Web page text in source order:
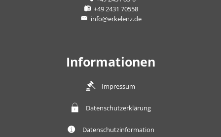
+49 2431 70558
info@erkelenz.de
Informationen
Impressum
Datenschutzerklärung
Datenschutzinformation